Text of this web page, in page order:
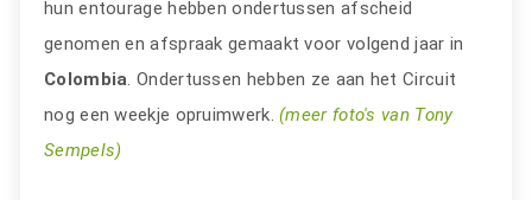
hun entourage hebben ondertussen afscheid
genomen en afspraak gemaakt voor volgend jaar in
Colombia . Ondertussen hebben ze aan het Circuit
nog een weekje opruimwerk. (meer foto's van Tony
Sempels)